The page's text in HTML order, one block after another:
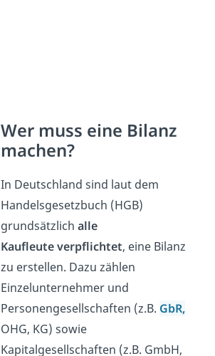
Wer muss eine Bilanz
machen?
In Deutschland sind laut dem
Handelsgesetzbuch (HGB)
grundsätzlichalle
Kaufleuteverpflichtet, eine Bilanz
zu erstellen. Dazu zählen
Einzelunternehmer und
Personengesellschaften (z.B. GbR,
OHG, KG) sowie
Kapitalgesellschaften (z.B. GmbH,